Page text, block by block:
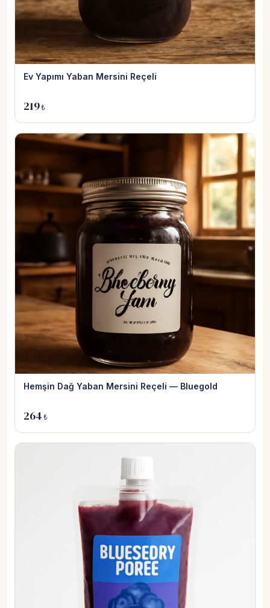
Ev Yapımı Yaban Mersini Reçeli
219₺
Hemşin Dağ Yaban Mersini Reçeli — Bluegold
264 ₺